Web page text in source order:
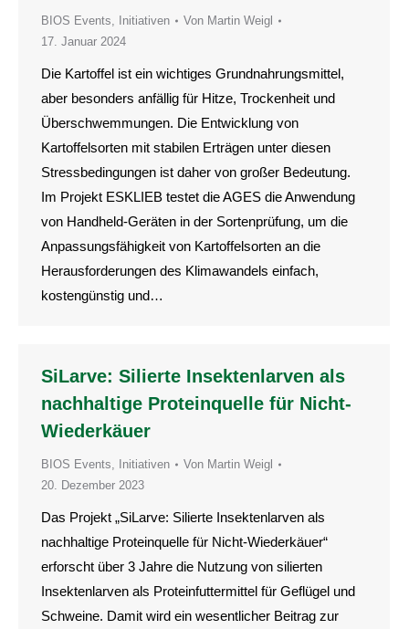
BIOS Events, Initiativen Von Martin Weigl
17. Januar 2024
Die Kartoffel ist ein wichtiges Grundnahrungsmittel,
aber besonders anfällig für Hitze, Trockenheit und
Überschwemmungen. Die Entwicklung von
Kartoffelsorten mit stabilen Erträgen unter diesen
Stressbedingungen ist daher von großer Bedeutung.
Im Projekt ESKLIEB testet die AGES die Anwendung
von Handheld-Geräten in der Sortenprüfung, um die
Anpassungsfähigkeit von Kartoffelsorten an die
Herausforderungen des Klimawandels einfach,
kostengünstig und…
SiLarve: Silierte Insektenlarven als
nachhaltige Proteinquelle für Nicht-
Wiederkäuer
BIOS Events, Initiativen Von Martin Weigl
20. Dezember 2023
Das Projekt „SiLarve: Silierte Insektenlarven als
nachhaltige Proteinquelle für Nicht-Wiederkäuer“
erforscht über 3 Jahre die Nutzung von silierten
Insektenlarven als Proteinfuttermittel für Geflügel und
Schweine. Damit wird ein wesentlicher Beitrag zur